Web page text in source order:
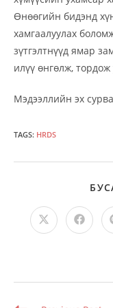
Өнөөгийн бидэнд
хамгаалуулах
зүтгэлтнүүд ямар
илүү өнгөлж,
Мэдээллийн эх
TAGS: HRDS
Opens
in
Opens
in